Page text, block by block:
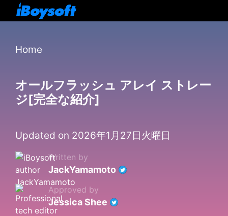
Home
オールフラッシュ アレイ ストレー
ジ[完全な紹介]
Updated on 2026年1月27日火曜日
Written by
JackYamamoto
Approved by
Jessica Shee